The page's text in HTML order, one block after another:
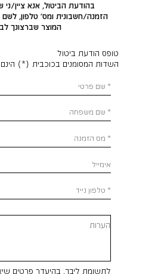
בהודעת הביטול, אנא ציין/
הזמנה/חשבונית ומס' טלפון, לשם
המוצר שברצונך
טופס הודעת ביטול
השדות המסומנים בכוכבית (*)
לתשומת ליבך, בהיעדר פרטים